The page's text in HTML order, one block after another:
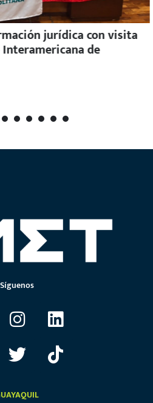
jurídica con visita
de
1
Síguenos